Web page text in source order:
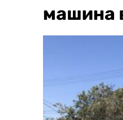
машина